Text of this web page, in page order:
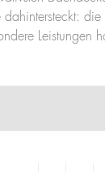
Leistungen